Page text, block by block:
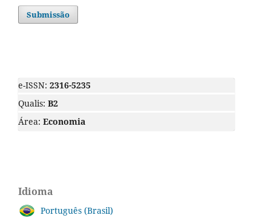
Submissão
e-ISSN: 2316-5235
Qualis: B2
Área: Economia
Idioma
Português (Brasil)